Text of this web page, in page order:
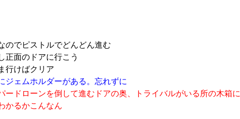
のでピストルでどんどん進む
正面のドアに行こう
行けばクリア
ジェムホルダーがある。忘れずに
ードローンを倒して進むドアの奥、トライバルがいる所の木箱に
かるかこんなん